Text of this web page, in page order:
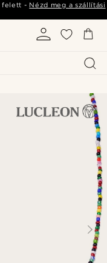
felett - Nézd meg a szállítási